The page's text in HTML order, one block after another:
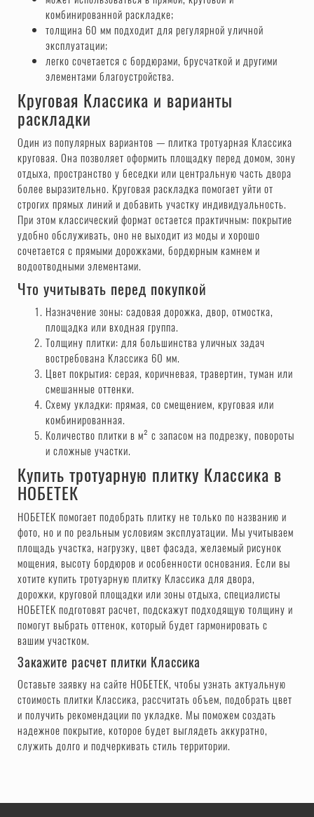
комбинированной раскладке;
толщина 60 мм подходит для регулярной уличной
эксплуатации;
легко сочетается с бордюрами, брусчаткой и другими
элементами благоустройства.
Круговая Классика и варианты
раскладки
Один из популярных вариантов — плитка тротуарная Классика
круговая. Она позволяет оформить площадку перед домом, зону
отдыха, пространство у беседки или центральную часть двора
более выразительно. Круговая раскладка помогает уйти от
строгих прямых линий и добавить участку индивидуальность.
При этом классический формат остается практичным: покрытие
удобно обслуживать, оно не выходит из моды и хорошо
сочетается с прямыми дорожками, бордюрным камнем и
водоотводными элементами.
Что учитывать перед покупкой
Назначение зоны: садовая дорожка, двор, отмостка,
площадка или входная группа.
Толщину плитки: для большинства уличных задач
востребована Классика 60 мм.
Цвет покрытия: серая, коричневая, травертин, туман или
смешанные оттенки.
Схему укладки: прямая, со смещением, круговая или
комбинированная.
Количество плитки в м² с запасом на подрезку, повороты
и сложные участки.
Купить тротуарную плитку Классика в
НОБЕТЕК
НОБЕТЕК помогает подобрать плитку не только по названию и
фото, но и по реальным условиям эксплуатации. Мы учитываем
площадь участка, нагрузку, цвет фасада, желаемый рисунок
мощения, высоту бордюров и особенности основания. Если вы
хотите купить тротуарную плитку Классика для двора,
дорожки, круговой площадки или зоны отдыха, специалисты
НОБЕТЕК подготовят расчет, подскажут подходящую толщину и
помогут выбрать оттенок, который будет гармонировать с
вашим участком.
Закажите расчет плитки Классика
Оставьте заявку на сайте НОБЕТЕК, чтобы узнать актуальную
стоимость плитки Классика, рассчитать объем, подобрать цвет
и получить рекомендации по укладке. Мы поможем создать
надежное покрытие, которое будет выглядеть аккуратно,
служить долго и подчеркивать стиль территории.